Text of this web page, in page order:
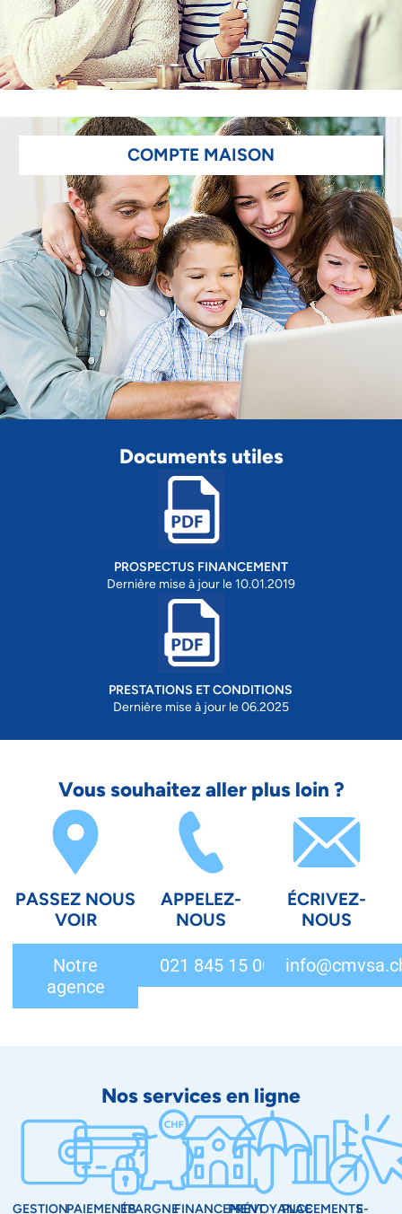
COMPTE MAISON
Documents utiles
PROSPECTUS FINANCEMENT
Dernière mise à jour le 10.01.2019
PRESTATIONS ET CONDITIONS
Dernière mise à jour le 06.2025
Vous souhaitez aller plus loin ?
PASSEZ NOUS
VOIR
Notre
agence
APPELEZ-
NOUS
021 845 15 00
ÉCRIVEZ-
NOUS
Nos services en ligne
GESTIONPAIEMENTSÉPARGNEFINANCEMENTPRÉVOYANCEPLACEMENTSE-